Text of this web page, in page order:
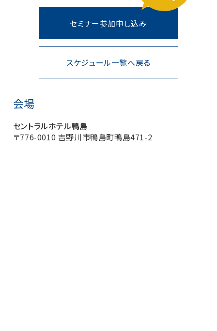
スケジュール一覧へ戻る
セミナー参加申し込み
会場
セントラルホテル鴨島
〒776-0010 吉野川市鴨島町鴨島471-2